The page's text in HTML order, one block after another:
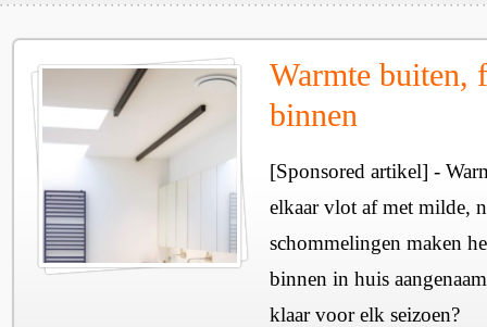
Warmte buiten,
binnen
[Sponsored artikel] -
elkaar vlot af met milde,
schommelingen maken
binnen in huis
klaar voor elk seizoen?